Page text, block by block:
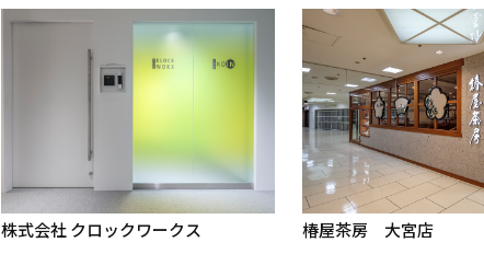
株式会社 クロックワークス 椿屋茶房 大宮店